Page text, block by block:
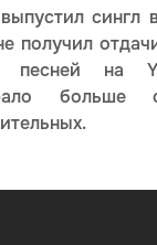
сингл
получил
на
больше